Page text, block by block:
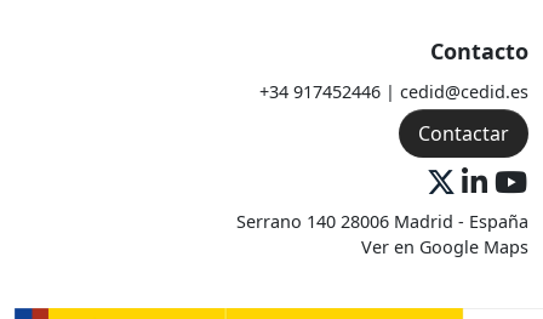
Contacto
+34 917452446 | cedid@cedid.es
Contactar
Serrano 140 28006 Madrid - España
Ver en Google Maps